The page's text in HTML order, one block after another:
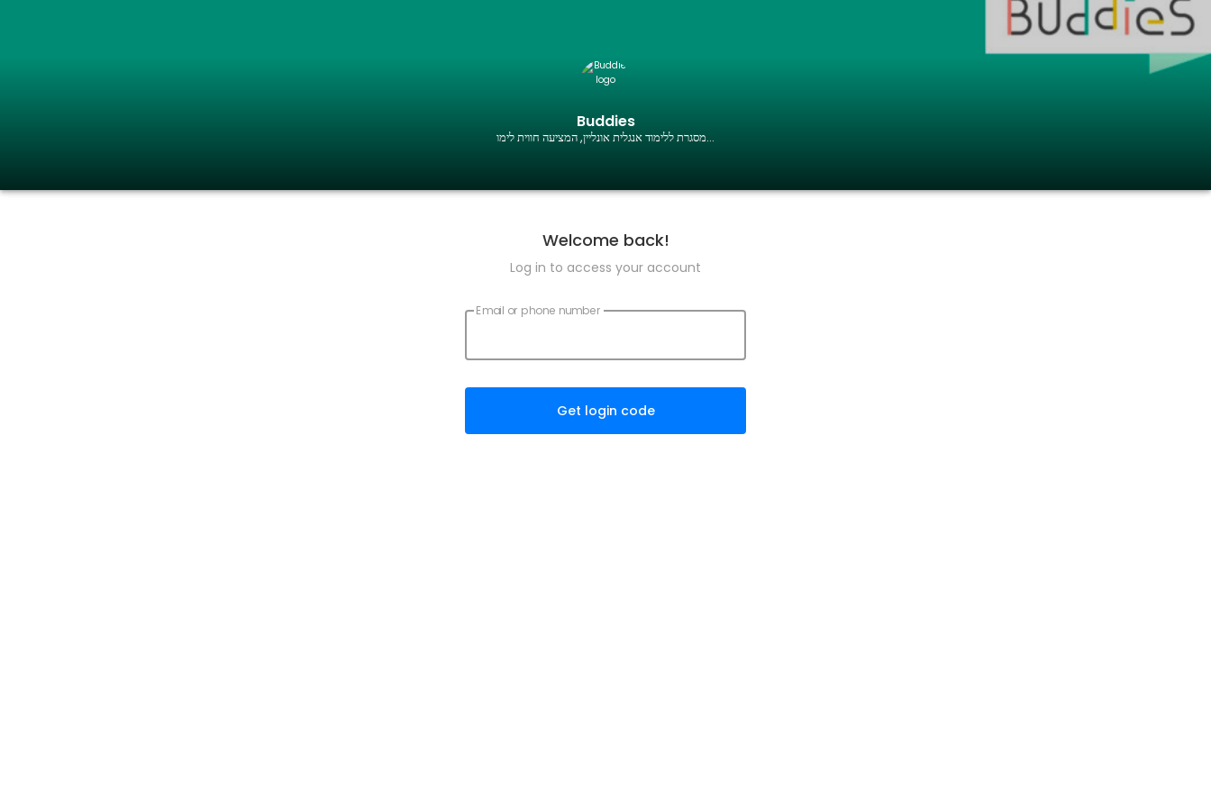
Buddies
מסגרת ללימוד אנגלית אונליין, המציעה חווית לימו...
Welcome back!
Log in to access your account
Email or phone number
Get login code